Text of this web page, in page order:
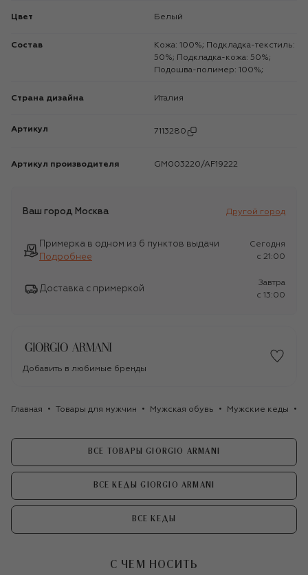
Цвет Белый
Состав
Кожа: 100%; Подкладка-текстиль:
50%; Подкладка-кожа: 50%;
Подошва-полимер: 100%;
Страна дизайна Италия
Артикул 7113280
Артикул производителя GM003220/AF19222
Ваш город Москва Другой город
Примерка в одном из 6 пунктов выдачи
Подробнее
Сегодня
c 21:00
Доставка с примеркой
Завтра
c 13:00
Добавить в любимые бренды
Главная Товары для мужчин Мужская обувь Мужские кеды
ВСЕ ТОВАРЫ GIORGIO ARMANI
ВСЕ КЕДЫ GIORGIO ARMANI
ВСЕ КЕДЫ
С ЧЕМ НОСИТЬ